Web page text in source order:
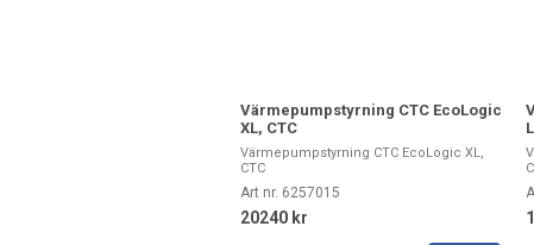
Värmepumpstyrning CTC EcoLogic
XL, CTC
Värmepumpstyrning CTC EcoLogic XL,
CTC
Art nr. 6257015
20240 kr